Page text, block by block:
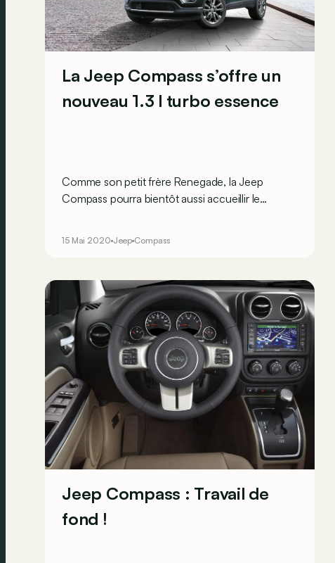
La Jeep Compass s’offre un
nouveau 1.3 l turbo essence
Comme son petit frère Renegade, la Jeep
Compass pourra bientôt aussi accueillir le
nouvelles liaisons au sol pour améliorer son
15 Mai 2020 Jeep Compass
Jeep Compass : Travail de
fond !